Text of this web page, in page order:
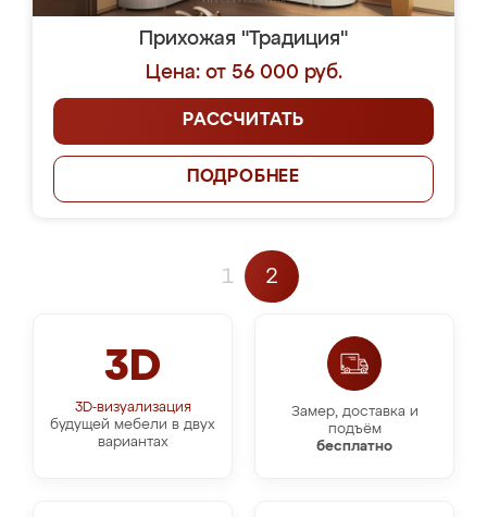
Прихожая "Традиция"
Цена: от 56 000 руб.
РАССЧИТАТЬ
ПОДРОБНЕЕ
1 2
3D
3D-визуализация
будущей мебели в двух
вариантах
Замер, доставка и
подъём
бесплатно